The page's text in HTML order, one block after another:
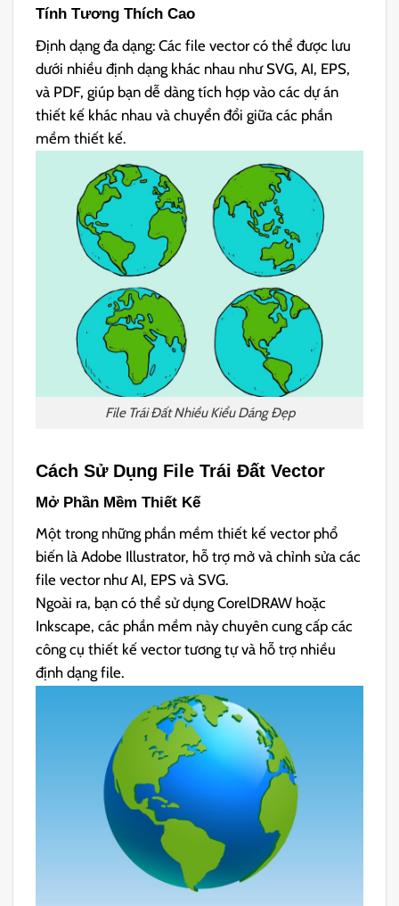
Tính Tương Thích Cao
Định dạng đa dạng: Các file vector có thể được lưu
dưới nhiều định dạng khác nhau như SVG, AI, EPS,
và PDF, giúp bạn dễ dàng tích hợp vào các dự án
thiết kế khác nhau và chuyển đổi giữa các phần
mềm thiết kế.
File Trái Đất Nhiều Kiểu Dáng Đẹp
Cách Sử Dụng File Trái Đất Vector
Mở Phần Mềm Thiết Kế
Một trong những phần mềm thiết kế vector phổ
biến là Adobe Illustrator, hỗ trợ mở và chỉnh sửa các
file vector như AI, EPS và SVG.
Ngoài ra, bạn có thể sử dụng CorelDRAW hoặc
Inkscape, các phần mềm này chuyên cung cấp các
công cụ thiết kế vector tương tự và hỗ trợ nhiều
định dạng file.